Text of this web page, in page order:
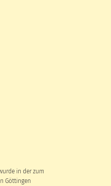
in der zum
Göttingen